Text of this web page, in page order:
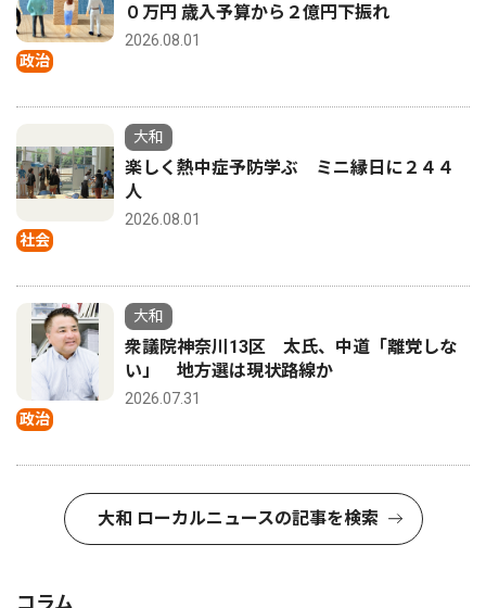
政治
０万円 歳入予算から２億円下振れ
2026.08.01
社会
大和
楽しく熱中症予防学ぶ ミニ縁日に２４４
人
2026.08.01
政治
大和
衆議院神奈川13区 太氏、中道「離党しな
い」 地方選は現状路線か
2026.07.31
大和 ローカルニュースの記事を検索
コラム